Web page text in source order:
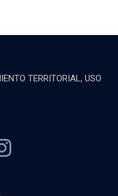
TERRITORIAL, USO